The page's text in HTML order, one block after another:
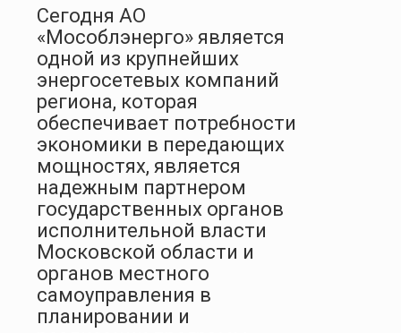
Сегодня АО
«Мособлэнерго» является
одной из крупнейших
энергосетевых компаний
региона, которая
обеспечивает потребности
экономики в передающих
мощностях, является
надежным партнером
государственных органов
исполнительной власти
Московской области и
органов местного
самоуправления в
планировании и